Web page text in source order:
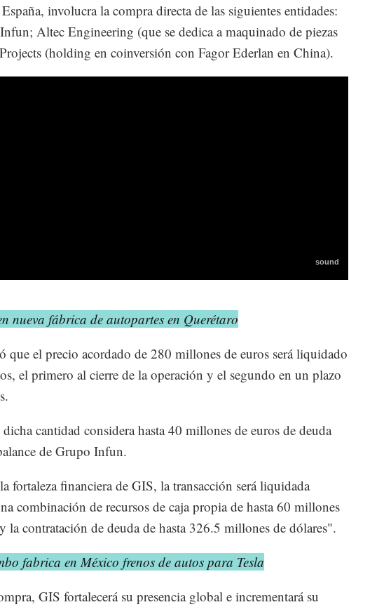
involucra la compra directa de las siguientes entidades:
Altec Engineering (que se dedica a maquinado de piezas
(holding en coinversión con Fagor Ederlan en China).
nueva fábrica de autopartes en Querétaro
que el precio acordado de 280 millones de euros será liquidado
el primero al cierre de la operación y el segundo en un plazo
cantidad considera hasta 40 millones de euros de deuda
de Grupo Infun.
fortaleza financiera de GIS, la transacción será liquidada
combinación de recursos de caja propia de hasta 60 millones
la contratación de deuda de hasta 326.5 millones de dólares".
fabrica en México frenos de autos para Tesla
GIS fortalecerá su presencia global e incrementará su